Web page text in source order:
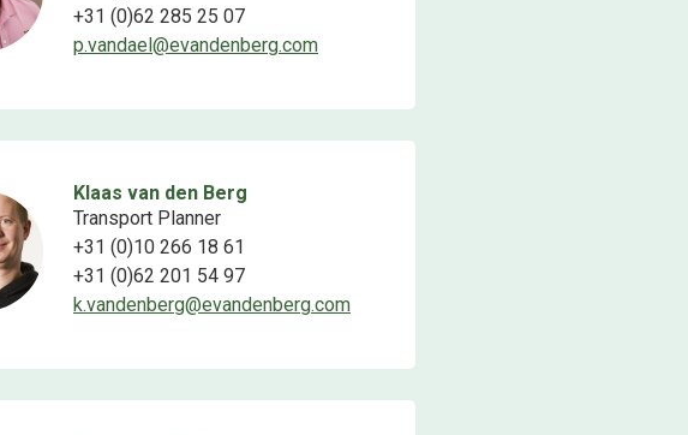
+31 (0)62 285 25 07
p.vandael@evandenberg.com
Klaas van den Berg
Transport Planner
+31 (0)10 266 18 61
+31 (0)62 201 54 97
k.vandenberg@evandenberg.com